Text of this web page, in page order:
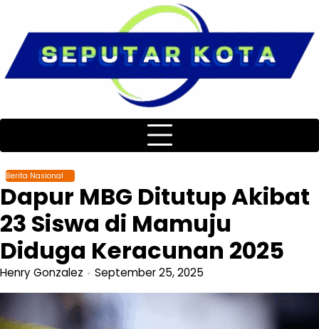
content
Berita Nasional
Dapur MBG Ditutup Akibat
23 Siswa di Mamuju
Diduga Keracunan 2025
Henry Gonzalez September 25, 2025